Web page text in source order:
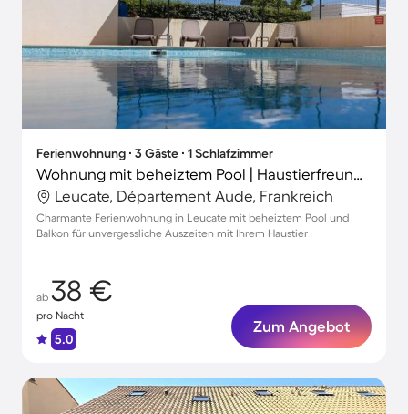
Ferienwohnung ∙ 3 Gäste ∙ 1 Schlafzimmer
Wohnung mit beheiztem Pool | Haustierfreundlich
Leucate, Département Aude, Frankreich
Charmante Ferienwohnung in Leucate mit beheiztem Pool und
Balkon für unvergessliche Auszeiten mit Ihrem Haustier
ab 38 €
pro Nacht
5.0
Zum Angebot